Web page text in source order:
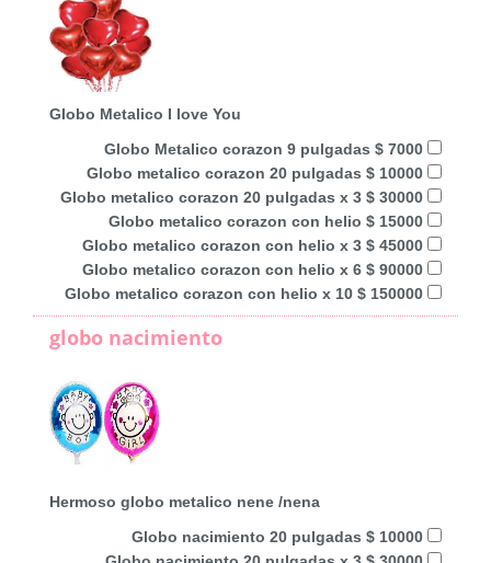
Globo Metalico I love You
Globo Metalico corazon 9 pulgadas $ 7000
Globo metalico corazon 20 pulgadas $ 10000
Globo metalico corazon 20 pulgadas x 3 $ 30000
Globo metalico corazon con helio $ 15000
Globo metalico corazon con helio x 3 $ 45000
Globo metalico corazon con helio x 6 $ 90000
Globo metalico corazon con helio x 10 $ 150000
globo nacimiento
Hermoso globo metalico nene /nena
Globo nacimiento 20 pulgadas $ 10000